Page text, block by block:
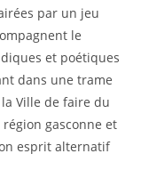
par un jeu
le
et poétiques
dans une trame
Ville de faire du
gasconne et
esprit alternatif